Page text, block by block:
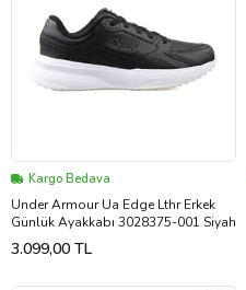
Kargo Bedava
Under Armour Ua Edge Lthr Erkek
Günlük Ayakkabı 3028375-001 Siyah
3.099,00 TL